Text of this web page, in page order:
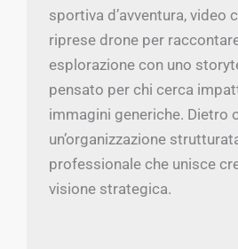
sportiva d’avventura, video
riprese drone per
esplorazione con uno
pensato per chi cerca
immagini generiche. Dietro
un’organizzazione
professionale che unisce
visione strategica.